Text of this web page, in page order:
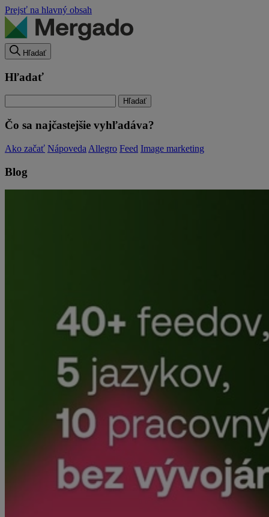
Prejsť na hlavný obsah
Hľadať
Hľadať
Čo sa najčastejšie vyhľadáva?
Ako začať Nápoveda Allegro Feed Image marketing
Blog